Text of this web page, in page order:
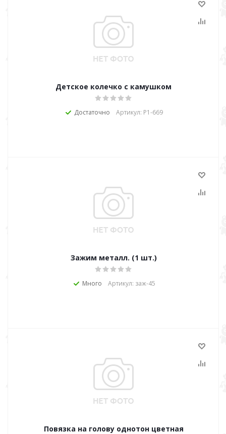
Детское колечко с камушком
Достаточно Артикул: Р1-669
Зажим металл. (1 шт.)
Много Артикул: заж-45
Повязка на голову однотон цветная